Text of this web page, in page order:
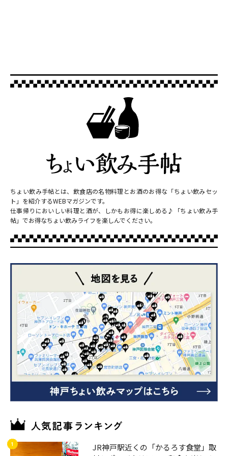
ちょい飲み手帖とは、飲食店の名物料理とお酒のお得な「ちょい飲みセッ
ト」を紹介するWEBマガジンです。
仕事帰りにおいしい料理と酒が、しかもお得に楽しめる♪「ちょい飲み手
帖」でお得なちょい飲みライフを楽しんでください。
JR神戸駅近くの「かるろす食堂」取